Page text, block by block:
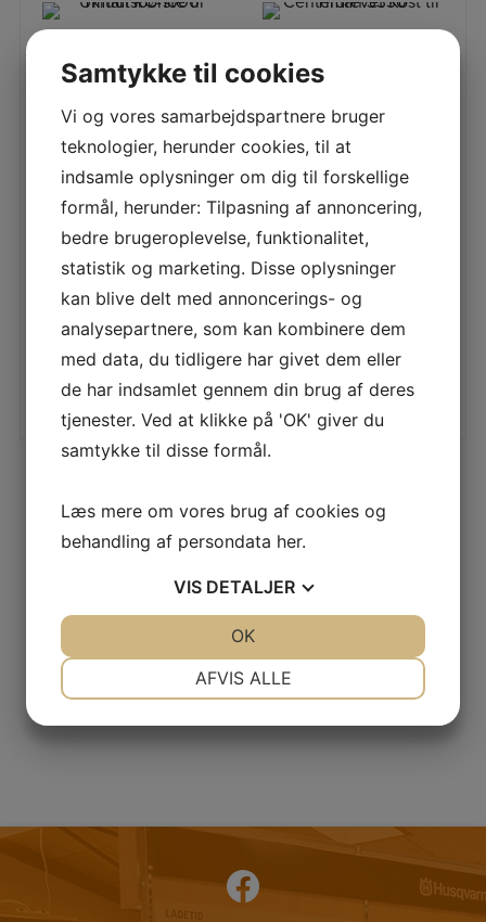
Ukrudtsbørste til Timan
RC-1000
Ukrudtsbørste til Timan
RC-1000 Ukrudtsbørste til
Timan RC-1000 er det
perfekte redskab til naturli
LÆS MERE
Centerdrevet Kost til
Timan 3330 og 3400
Centerdrevet Kost til
Timan 3330 og 3400
Centerdrevet Kost til
Timan 3330 og 3400 er
en yderst kraf
LÆS MERE
Samtykke til cookies
Vi og vores samarbejdspartnere bruger
teknologier, herunder cookies, til at
indsamle oplysninger om dig til forskellige
formål, herunder: Tilpasning af annoncering,
bedre brugeroplevelse, funktionalitet,
statistik og marketing. Disse oplysninger
kan blive delt med annoncerings- og
analysepartnere, som kan kombinere dem
med data, du tidligere har givet dem eller
de har indsamlet gennem din brug af deres
tjenester. Ved at klikke på 'OK' giver du
samtykke til disse formål.
Læs mere om vores brug af cookies og
behandling af persondata her.
VIS DETALJER
AFVIS ALLE
OK